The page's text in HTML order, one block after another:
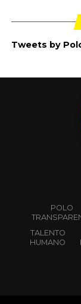
Tweets by
POLO
TALENTO
HUMANO